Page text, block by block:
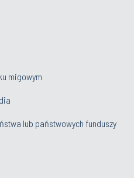
migowym
lub państwowych funduszy